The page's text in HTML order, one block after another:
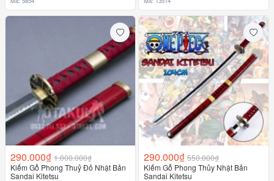
290.000₫ 1.000.000₫
Kiếm Gỗ Phong Thuỷ Đỏ Nhật Bản
Sandai Kitetsu
290.000₫ 550.000₫
Kiếm Gỗ Phong Thủy Nhật Bản
Sandai Kitetsu